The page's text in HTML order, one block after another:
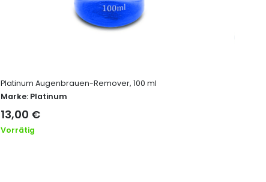
Platinum Augenbrauen-Remover, 100 ml
Marke: Platinum
13,00 €
Vorrätig